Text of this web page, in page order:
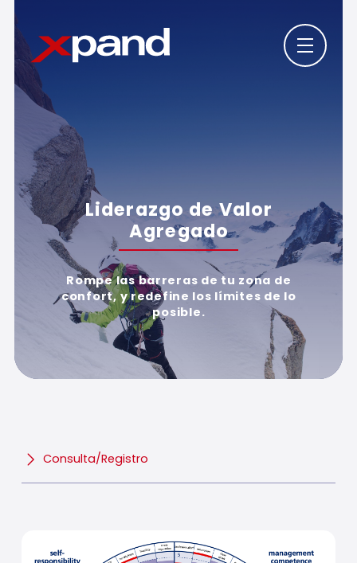
Liderazgo de Valor
Agregado
Rompe las barreras de tu zona de
confort, y redefine los límites de lo
posible.
Consulta/Registro